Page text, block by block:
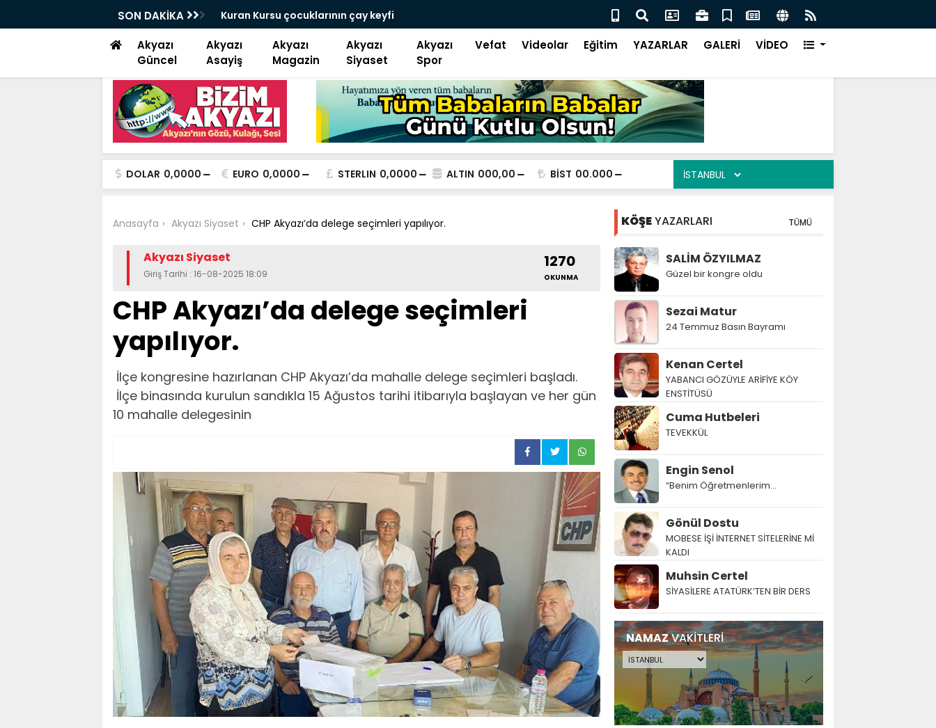
SON DAKİKA
PAZARIN KRALI OLMAYA DEVAM EDİYOR Kuran Kursu çocuklarının çay keyfi
Saadet Partisi Akyazı İlçe başkanı Alan “ Bizim niyetimiz üzüm
yemektir”
Akyazı
Güncel
Akyazı
Asayiş
Akyazı
Magazin
Akyazı
Siyaset
Akyazı
Spor
Vefat Videolar Eğitim YAZARLAR GALERİ VİDEO
DOLAR 0,0000 EURO 0,0000 STERLIN 0,0000 ALTIN 000,00 BİST 00.000
Anasayfa Akyazı Siyaset CHP Akyazı’da delege seçimleri yapılıyor.
Akyazı Siyaset
Giriş Tarihi : 16-08-2025 18:09
1270
OKUNMA
CHP Akyazı’da delege seçimleri
yapılıyor.
İlçe kongresine hazırlanan CHP Akyazı’da mahalle delege seçimleri başladı.
İlçe binasında kurulun sandıkla 15 Ağustos tarihi itibarıyla başlayan ve her gün
10 mahalle delegesinin
KÖŞEYAZARLARI TÜMÜ
SALİM ÖZYILMAZ
Güzel bir kongre oldu
Sezai Matur
24 Temmuz Basın Bayramı
Kenan Certel
YABANCI GÖZÜYLE ARİFİYE KÖY
ENSTİTÜSÜ
Cuma Hutbeleri
TEVEKKÜL
Engin Senol
“Benim Öğretmenlerim…
Gönül Dostu
MOBESE İŞİ İNTERNET SİTELERİNE Mİ
KALDI
Muhsin Certel
SİYASİLERE ATATÜRK’TEN BİR DERS
NAMAZVAKİTLERİ